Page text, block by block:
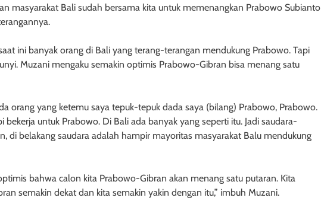
masyarakat Bali sudah bersama kita untuk memenangkan Prabowo Subianto
ini banyak orang di Bali yang terang-terangan mendukung Prabowo. Tapi
Muzani mengaku semakin optimis Prabowo-Gibran bisa menang satu
orang yang ketemu saya tepuk-tepuk dada saya (bilang) Prabowo, Prabowo.
untuk Prabowo. Di Bali ada banyak yang seperti itu. Jadi saudara-
di belakang saudara adalah hampir mayoritas masyarakat Balu mendukung
bahwa calon kita Prabowo-Gibran akan menang satu putaran. Kita
semakin dekat dan kita semakin yakin dengan itu,” imbuh Muzani.